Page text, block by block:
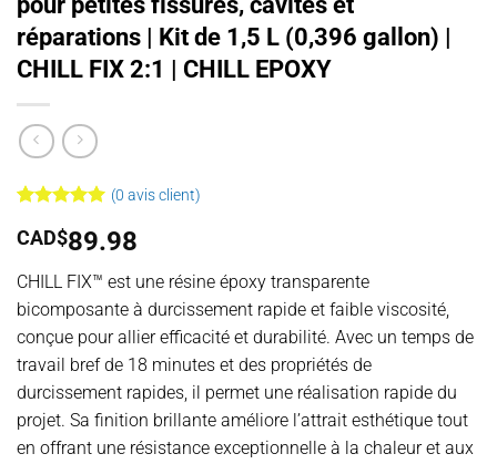
réparations | Kit de 1,5 L (0,396 gallon) |
CHILL FIX 2:1 | CHILL EPOXY
5 basé sur
notations
client
(0 avis client)
CAD$89.98
CHILL FIX™ est une résine époxy transparente
bicomposante à durcissement rapide et faible viscosité,
conçue pour allier efficacité et durabilité. Avec un temps de
travail bref de 18 minutes et des propriétés de
durcissement rapides, il permet une réalisation rapide du
projet. Sa finition brillante améliore l’attrait esthétique tout
en offrant une résistance exceptionnelle à la chaleur et aux